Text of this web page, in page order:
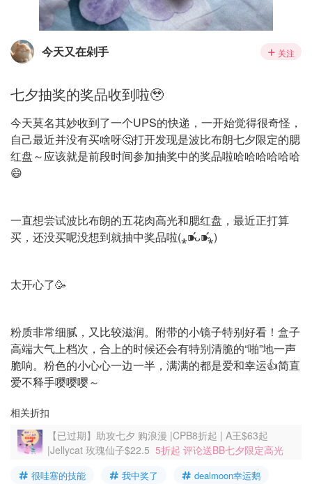
今天又在剁手 关注
七夕抽奖的奖品收到啦🥹
今天莫名其妙收到了一个UPS的快递，一开始觉得很奇怪，
自己最近并没有买啥呀🤔打开发现是波比布朗七夕限定的腮
红盘～应该就是前段时间参加抽奖中的奖品啦哈哈哈哈哈哈
😄
一直想尝试波比布朗的五花肉高光和腮红盘，最近正打算
买，还没买呢没想到就抽中奖品啦(⁎⁍̴̛ᴗ⁍̴̛⁎)
太开心了🥳
粉质非常细腻，又比较滋润。附带的小镜子特别好看！盒子
高端大气上档次，合上的时候还会有特别清脆的“啪”地一声
脆响。粉色的小心心一边一半，满满的都是爱和幸运👍简直
爱不释手嘤嘤嘤～
相关折扣
【已过期】助攻七夕 购浪漫 |CPB8折起 | A王$63起
|Jellycat 玫瑰仙子$22.5 5折起 评论送BB七夕限定高光
很哇塞的技能 我中奖了
dealmoon幸运鹅